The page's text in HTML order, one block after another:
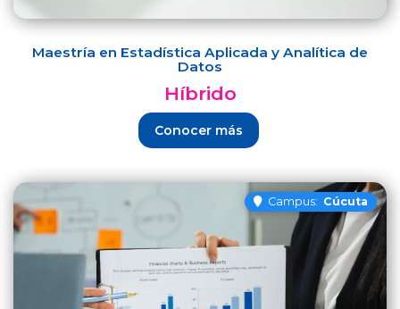
Maestría en Estadística Aplicada y Analítica de
Datos
Híbrido
Conocer más
Campus: Cúcuta